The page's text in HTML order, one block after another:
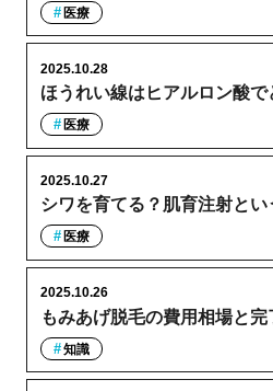
医療
ほうれい線はヒアルロン酸
2025.10.28
医療
シワを育てる？肌育注射とい
2025.10.27
医療
もみあげ脱毛の費用相場と
2025.10.26
知識